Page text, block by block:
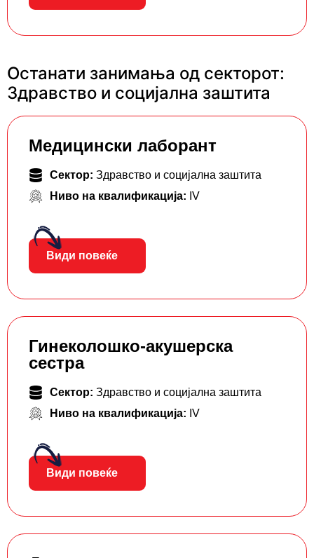
Останати занимања од секторот:
Здравство и социјална заштита
Mедицински лаборант
Сектор: Здравство и социјална заштита
Ниво на квалификација: IV
Види повеќе
Гинеколошко-акушерска
сестра
Сектор: Здравство и социјална заштита
Ниво на квалификација: IV
Види повеќе